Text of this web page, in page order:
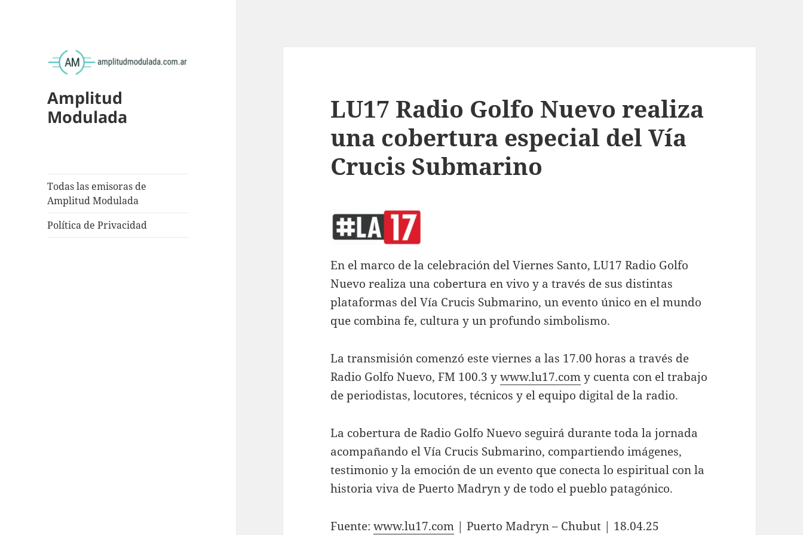
Amplitud
Modulada
Todas las emisoras de
Amplitud Modulada
Política de Privacidad
LU17 Radio Golfo Nuevo realiza
una cobertura especial del Vía
Crucis Submarino
En el marco de la celebración del Viernes Santo, LU17 Radio Golfo
Nuevo realiza una cobertura en vivo y a través de sus distintas
plataformas del Vía Crucis Submarino, un evento único en el mundo
que combina fe, cultura y un profundo simbolismo.
La transmisión comenzó este viernes a las 17.00 horas a través de
Radio Golfo Nuevo, FM 100.3 ywww.lu17.comy cuenta con el trabajo
de periodistas, locutores, técnicos y el equipo digital de la radio.
La cobertura de Radio Golfo Nuevo seguirá durante toda la jornada
acompañando el Vía Crucis Submarino, compartiendo imágenes,
testimonio y la emoción de un evento que conecta lo espiritual con la
historia viva de Puerto Madryn y de todo el pueblo patagónico.
Fuente:www.lu17.com | Puerto Madryn – Chubut | 18.04.25